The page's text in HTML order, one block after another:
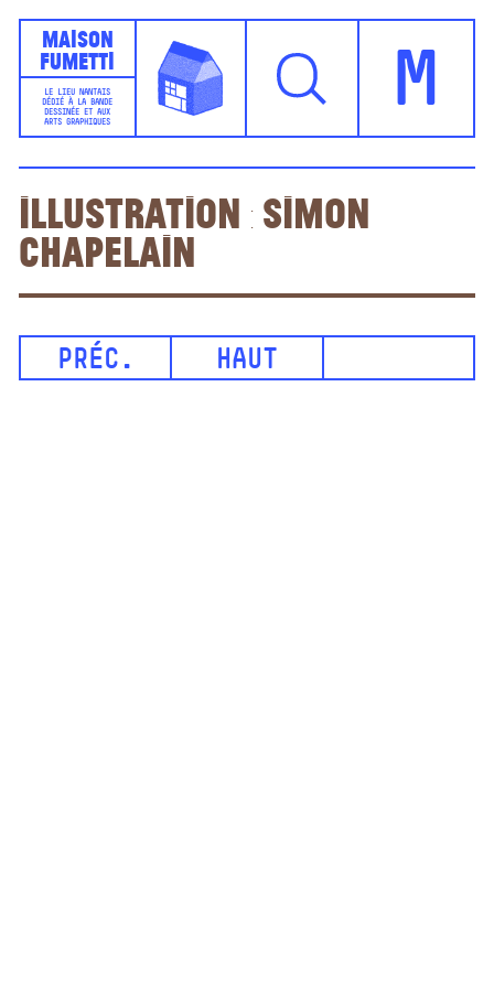
Maison
Fumetti
LE LIEU NANTAIS
DÉDIÉ À LA BANDE
DESSINÉE ET AUX
ARTS GRAPHIQUES
M
Illustration : Simon
Chapelain
PRÉC. HAUT